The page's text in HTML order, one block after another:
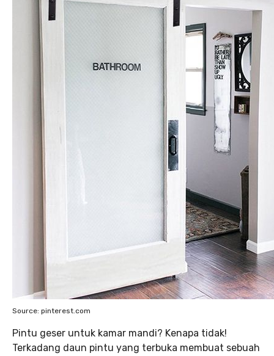
Source: pinterest.com
Pintu geser untuk kamar mandi? Kenapa tidak!
Terkadang daun pintu yang terbuka membuat sebuah